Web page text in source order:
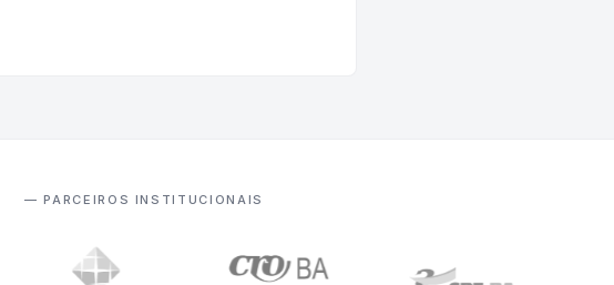
— PARCEIROS INSTITUCIONAIS